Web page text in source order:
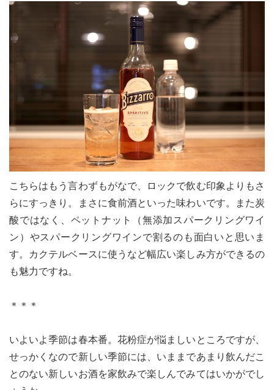
こちらはもう言わずもがなで、ロックで飲む印象よりもさ
らにすっきり。まさに食前酒といった味わいです。また炭
酸ではなく、ペットナット（無添加スパークリングワイ
ン）やスパークリングワインで割るのも面白いと思いま
す。カクテルベースに使うなど幅広い楽しみ方ができるの
も魅力ですね。
＊＊＊
いよいよ季節は春本番。花粉症が悩ましいところですが、
せっかくなので新しい季節には、いままであまり飲んだこ
とのない新しいお酒を家飲みで楽しんでみてはいかがでし